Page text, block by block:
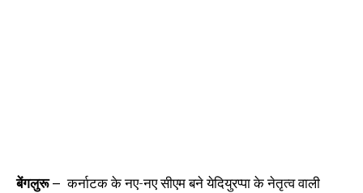
बेंगलुरू – कर्नाटक के नए-नए सीएम बने येदियुरप्पा के नेतृत्व वाली